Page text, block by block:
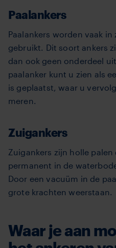
Paalankers
Paalankers worden vaak
gebruikt. Dit soort ankers
dan ook geen onderdeel
paalanker kunt u zien als
is geplaatst, waar u
meren.
Zuigankers
Zuigankers zijn holle palen
permanent in de
Door een vacuüm in de
grote krachten weerstaan.
Waar je aan